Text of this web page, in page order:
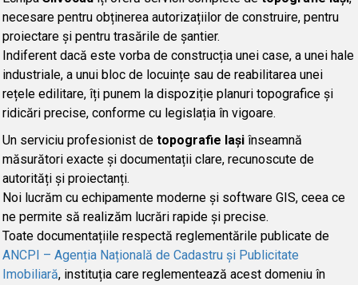
necesare pentru obținerea autorizațiilor de construire, pentru
proiectare și pentru trasările de șantier.
Indiferent dacă este vorba de construcția unei case, a unei hale
industriale, a unui bloc de locuințe sau de reabilitarea unei
rețele edilitare, îți punem la dispoziție planuri topografice și
ridicări precise, conforme cu legislația în vigoare.
Un serviciu profesionist de topografie Iașiînseamnă
măsurători exacte și documentații clare, recunoscute de
autorități și proiectanți.
Noi lucrăm cu echipamente moderne și software GIS, ceea ce
ne permite să realizăm lucrări rapide și precise.
Toate documentațiile respectă reglementările publicate de
ANCPI – Agenția Națională de Cadastru și Publicitate
Imobiliară, instituția care reglementează acest domeniu în